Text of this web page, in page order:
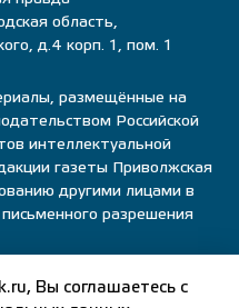
область,
д.4 корп. 1, пом. 1
размещённые на
Российской
интеллектуальной
газеты Приволжская
другими лицами в
разрешения
Вы соглашаетесь с